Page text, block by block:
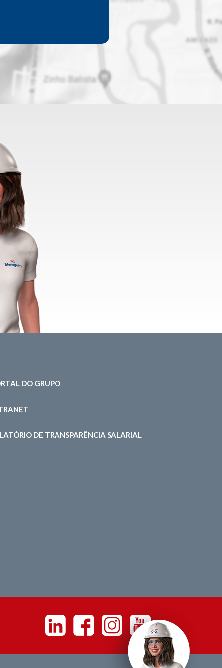
DO GRUPO
DE TRANSPARÊNCIA SALARIAL
Linkedin Facebook InstagramYoutube